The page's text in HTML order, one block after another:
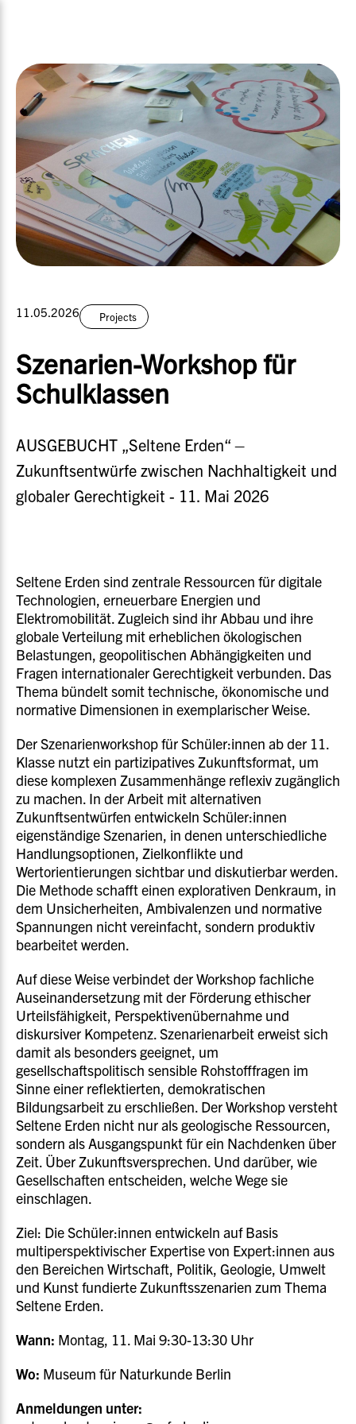
11.05.2026 Projects
Szenarien-Workshop für
Schulklassen
AUSGEBUCHT „Seltene Erden“ –
Zukunftsentwürfe zwischen Nachhaltigkeit und
globaler Gerechtigkeit - 11. Mai 2026
Seltene Erden sind zentrale Ressourcen für digitale
Technologien, erneuerbare Energien und
Elektromobilität. Zugleich sind ihr Abbau und ihre
globale Verteilung mit erheblichen ökologischen
Belastungen, geopolitischen Abhängigkeiten und
Fragen internationaler Gerechtigkeit verbunden. Das
Thema bündelt somit technische, ökonomische und
normative Dimensionen in exemplarischer Weise.
Der Szenarienworkshop für Schüler:innen ab der 11.
Klasse nutzt ein partizipatives Zukunftsformat, um
diese komplexen Zusammenhänge reflexiv zugänglich
zu machen. In der Arbeit mit alternativen
Zukunftsentwürfen entwickeln Schüler:innen
eigenständige Szenarien, in denen unterschiedliche
Handlungsoptionen, Zielkonflikte und
Wertorientierungen sichtbar und diskutierbar werden.
Die Methode schafft einen explorativen Denkraum, in
dem Unsicherheiten, Ambivalenzen und normative
Spannungen nicht vereinfacht, sondern produktiv
bearbeitet werden.
Auf diese Weise verbindet der Workshop fachliche
Auseinandersetzung mit der Förderung ethischer
Urteilsfähigkeit, Perspektivenübernahme und
diskursiver Kompetenz. Szenarienarbeit erweist sich
damit als besonders geeignet, um
gesellschaftspolitisch sensible Rohstofffragen im
Sinne einer reflektierten, demokratischen
Bildungsarbeit zu erschließen. Der Workshop versteht
Seltene Erden nicht nur als geologische Ressourcen,
sondern als Ausgangspunkt für ein Nachdenken über
Zeit. Über Zukunftsversprechen. Und darüber, wie
Gesellschaften entscheiden, welche Wege sie
einschlagen.
Ziel: Die Schüler:innen entwickeln auf Basis
multiperspektivischer Expertise von Expert:innen aus
den Bereichen Wirtschaft, Politik, Geologie, Umwelt
und Kunst fundierte Zukunftsszenarien zum Thema
Seltene Erden.
Wann: Montag, 11. Mai 9:30-13:30 Uhr
Wo: Museum für Naturkunde Berlin
Anmeldungen unter: